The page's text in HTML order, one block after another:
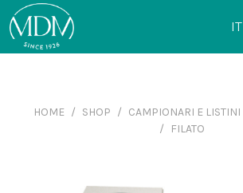
IT
HOME SHOP CAMPIONARI E LISTINI
FILATO